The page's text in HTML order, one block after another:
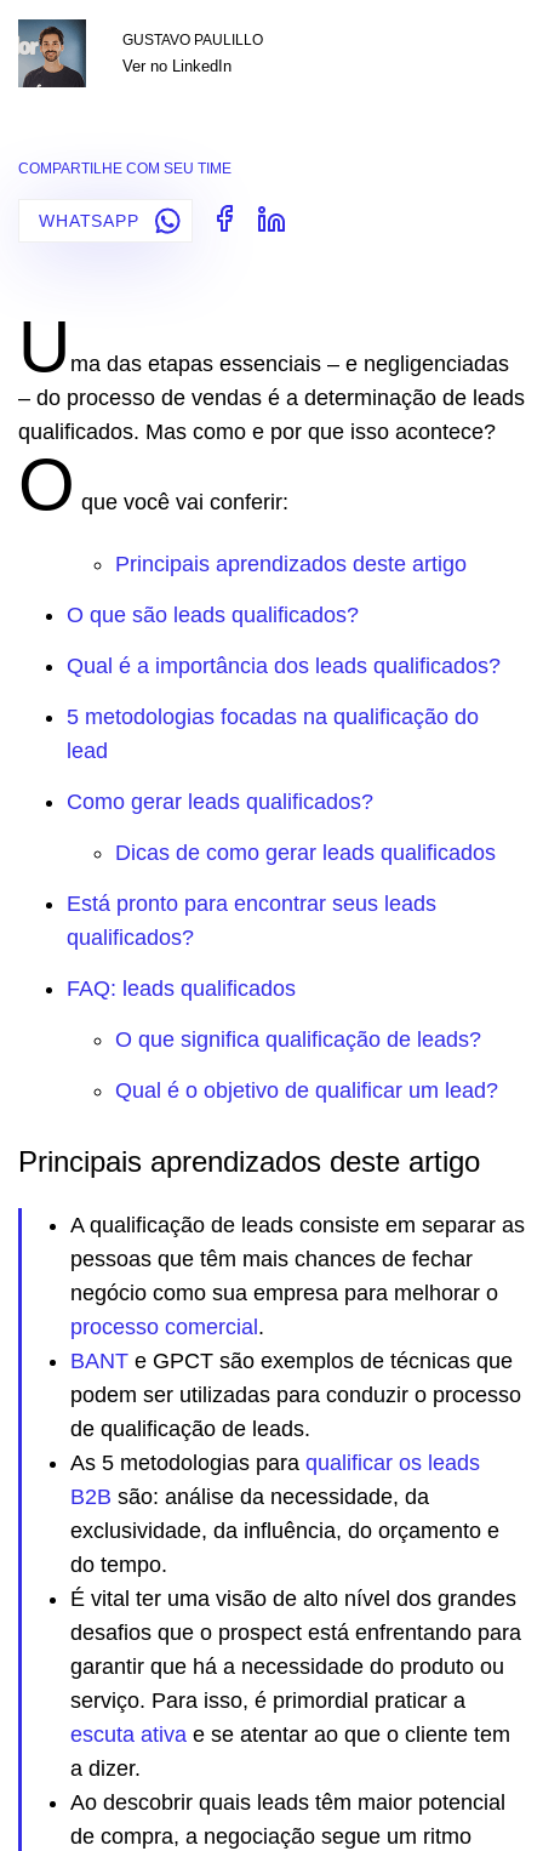
GUSTAVO PAULILLO
Ver no LinkedIn
COMPARTILHE COM SEU TIME
WHATSAPP
U ma das etapas essenciais – e negligenciadas
– do processo de vendas é a determinação de leads
qualificados. Mas como e por que isso acontece?
O que você vai conferir:
Principais aprendizados deste artigo
O que são leads qualificados?
Qual é a importância dos leads qualificados?
5 metodologias focadas na qualificação do
lead
Como gerar leads qualificados?
Dicas de como gerar leads qualificados
Está pronto para encontrar seus leads
qualificados?
FAQ: leads qualificados
O que significa qualificação de leads?
Qual é o objetivo de qualificar um lead?
Principais aprendizados deste artigo
A qualificação de leads consiste em separar as
pessoas que têm mais chances de fechar
negócio como sua empresa para melhorar o
processo comercial .
BANT e GPCT são exemplos de técnicas que
podem ser utilizadas para conduzir o processo
de qualificação de leads.
As 5 metodologias para qualificar os leads
B2B são: análise da necessidade, da
exclusividade, da influência, do orçamento e
do tempo.
É vital ter uma visão de alto nível dos grandes
desafios que o prospect está enfrentando para
garantir que há a necessidade do produto ou
serviço. Para isso, é primordial praticar a
escuta ativa e se atentar ao que o cliente tem
a dizer.
Ao descobrir quais leads têm maior potencial
de compra, a negociação segue um ritmo